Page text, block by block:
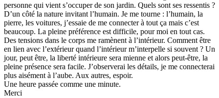
per­sonne qui vient s’occu­per de son jardin. Quels sont ses res­sen­tis ?
D’un côté la nature invi­tant l’humain. Je me tourne : l’humain, la
pierre, les voi­tu­res, j’essaie de me connec­ter à tout ça mais c’est
beau­coup. La pleine pré­fé­rence est dif­fi­cile, pour moi en tout cas.
Des ten­sions dans le corps me ramè­nent à l’inté­rieur. Comment être
en lien avec l’exté­rieur quand l’inté­rieur m’inter­pelle si sou­vent ? Un
jour, peut être, la liberté inté­rieure sera mienne et alors peut-être, la
pleine pré­sence sera facile. J’obser­ve­rai les détails, je me connec­te­rai
plus aisé­ment à l’aube. Aux autres, espoir.
Une heure passée comme une minute.
Merci